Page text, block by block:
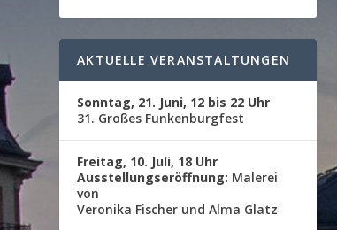
AKTUELLE VERANSTALTUNGEN
Sonntag, 21. Juni, 12 bis 22 Uhr
31. Großes Funkenburgfest
Freitag, 10. Juli, 18 Uhr
Ausstellungseröffnung: Malerei
von
Veronika Fischer und Alma Glatz